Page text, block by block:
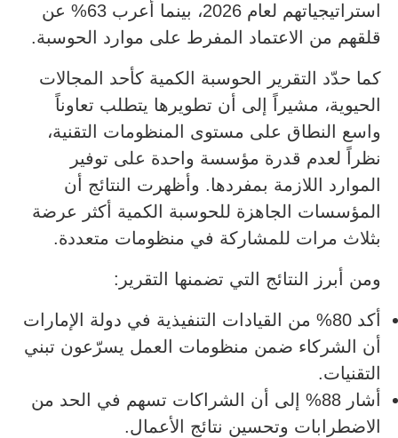
استراتيجياتهم لعام 2026، بينما أعرب 63% عن
قلقهم من الاعتماد المفرط على موارد الحوسبة.
كما حدّد التقرير الحوسبة الكمية كأحد المجالات
الحيوية، مشيراً إلى أن تطويرها يتطلب تعاوناً
واسع النطاق على مستوى المنظومات التقنية،
نظراً لعدم قدرة مؤسسة واحدة على توفير
الموارد اللازمة بمفردها. وأظهرت النتائج أن
المؤسسات الجاهزة للحوسبة الكمية أكثر عرضة
بثلاث مرات للمشاركة في منظومات متعددة.
ومن أبرز النتائج التي تضمنها التقرير:
أكد 80% من القيادات التنفيذية في دولة الإمارات
أن الشركاء ضمن منظومات العمل يسرّعون تبني
التقنيات.
أشار 88% إلى أن الشراكات تسهم في الحد من
الاضطرابات وتحسين نتائج الأعمال.